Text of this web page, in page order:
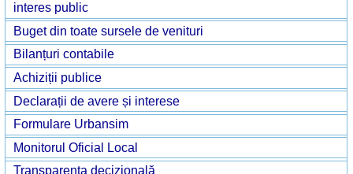
interes public
Buget din toate sursele de venituri
Bilanțuri contabile
Achiziții publice
Declarații de avere și interese
Formulare Urbansim
Monitorul Oficial Local
Transparenta decizională